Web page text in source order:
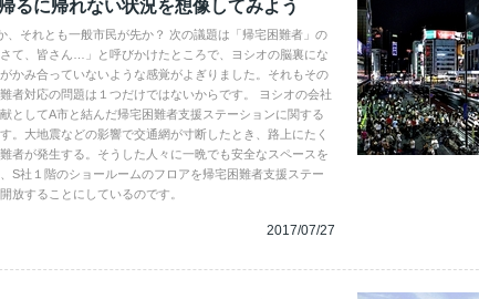
るに帰れない状況を想像してみよう
、それとも一般市民が先か？ 次の議題は「帰宅困難者」の
て、皆さん…」と呼びかけたところで、ヨシオの脳裏にな
かみ合っていないような感覚がよぎりました。それもその
者対応の問題は１つだけではないからです。 ヨシオの会社
としてA市と結んだ帰宅困難者支援ステーションに関する
。大地震などの影響で交通網が寸断したとき、路上にたく
者が発生する。そうした人々に一晩でも安全なスペースを
S社１階のショールームのフロアを帰宅困難者支援ステー
放することにしているのです。
2017/07/27